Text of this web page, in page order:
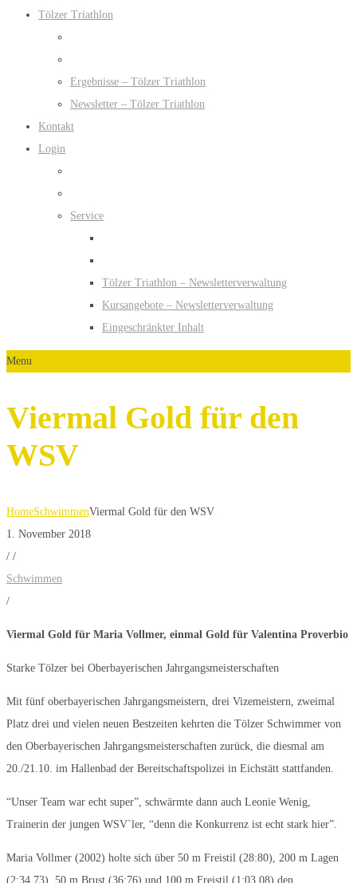
Tölzer Triathlon
Ergebnisse – Tölzer Triathlon
Newsletter – Tölzer Triathlon
Kontakt
Login
Service
Tölzer Triathlon – Newsletterverwaltung
Kursangebote – Newsletterverwaltung
Eingeschränkter Inhalt
Menu
Viermal Gold für den
WSV
HomeSchwimmenViermal Gold für den WSV
1. November 2018
/ /
Schwimmen
/
Viermal Gold für Maria Vollmer, einmal Gold für Valentina Proverbio
Starke Tölzer bei Oberbayerischen Jahrgangsmeisterschaften
Mit fünf oberbayerischen Jahrgangsmeistern, drei Vizemeistern, zweimal
Platz drei und vielen neuen Bestzeiten kehrten die Tölzer Schwimmer von
den Oberbayerischen Jahrgangsmeisterschaften zurück, die diesmal am
20./21.10. im Hallenbad der Bereitschaftspolizei in Eichstätt stattfanden.
“Unser Team war echt super”, schwärmte dann auch Leonie Wenig,
Trainerin der jungen WSV`ler, “denn die Konkurrenz ist echt stark hier”.
Maria Vollmer (2002) holte sich über 50 m Freistil (28:80), 200 m Lagen
(2:34,73), 50 m Brust (36:76) und 100 m Freistil (1:03,08) den